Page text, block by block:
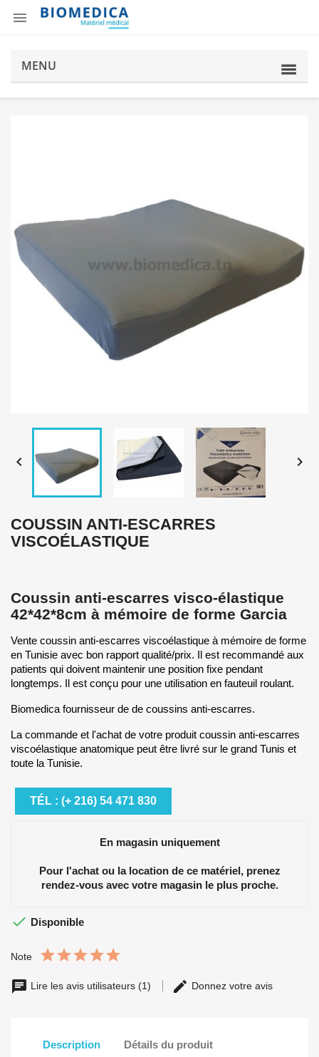

MENU
 
COUSSIN ANTI-ESCARRES
VISCOÉLASTIQUE
Coussin anti-escarres visco-élastique
42*42*8cm à mémoire de forme Garcia
Vente coussin anti-escarres viscoélastique à mémoire de forme
en Tunisie avec bon rapport qualité/prix. Il est recommandé aux
patients qui doivent maintenir une position fixe pendant
longtemps. Il est conçu pour une utilisation en fauteuil roulant.
Biomedica fournisseur de de coussins anti-escarres.
La commande et l'achat de votre produit coussin anti-escarres
viscoélastique anatomique peut être livré sur le grand Tunis et
toute la Tunisie.
TÉL : (+ 216) 54 471 830
En magasin uniquement
Pour l'achat ou la location de ce matériel, prenez
rendez-vous avec votre magasin le plus proche.
 Disponible
Note
Lire les avis utilisateurs (1) Donnez votre avis
Description Détails du produit